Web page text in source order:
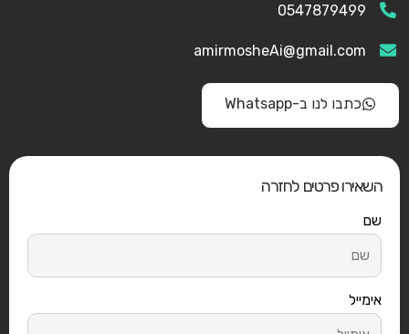
0547879499
amirmosheAi@gmail.com
כתבו לנו ב-Whatsapp
השאירו פרטים לחזרה
שם
אימייל